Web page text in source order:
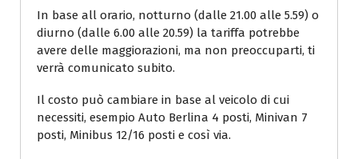
In base all orario, notturno (dalle 21.00 alle 5.59) o
diurno (dalle 6.00 alle 20.59) la tariffa potrebbe
avere delle maggiorazioni, ma non preoccuparti, ti
verrà comunicato subito.
Il costo può cambiare in base al veicolo di cui
necessiti, esempio Auto Berlina 4 posti, Minivan 7
posti, Minibus 12/16 posti e così via.